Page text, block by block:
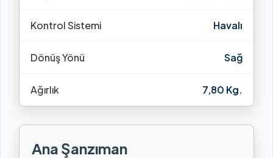
Kontrol Sistemi Havalı
Dönüş Yönü Sağ
Ağırlık 7,80 Kg.
Ana Şanzıman